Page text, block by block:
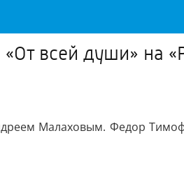
всей души» на
Малаховым. Федор